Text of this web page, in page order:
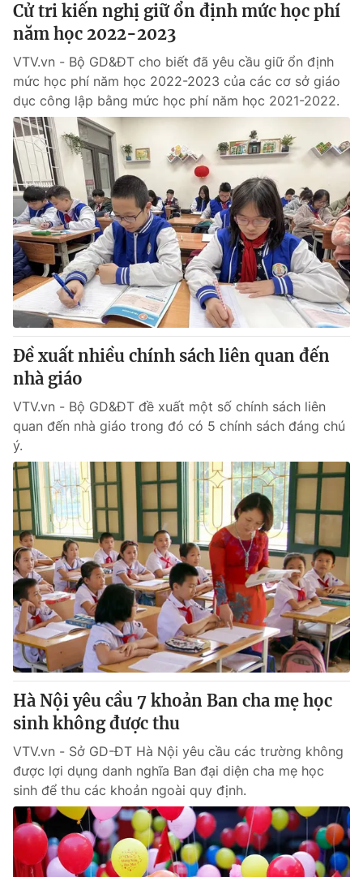
Cử tri kiến nghị giữ ổn định mức học phí
năm học 2022-2023
VTV.vn - Bộ GD&ĐT cho biết đã yêu cầu giữ ổn định
mức học phí năm học 2022-2023 của các cơ sở giáo
dục công lập bằng mức học phí năm học 2021-2022.
Đề xuất nhiều chính sách liên quan đến
nhà giáo
VTV.vn - Bộ GD&ĐT đề xuất một số chính sách liên
quan đến nhà giáo trong đó có 5 chính sách đáng chú
ý.
Hà Nội yêu cầu 7 khoản Ban cha mẹ học
sinh không được thu
VTV.vn - Sở GD-ĐT Hà Nội yêu cầu các trường không
được lợi dụng danh nghĩa Ban đại diện cha mẹ học
sinh để thu các khoản ngoài quy định.